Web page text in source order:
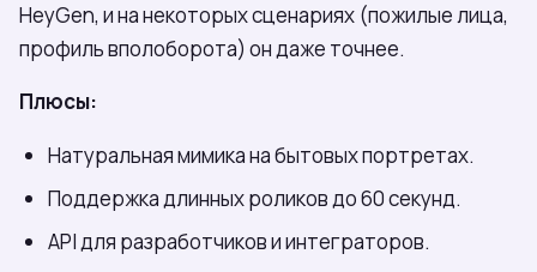
HeyGen, и на некоторых сценариях (пожилые лица,
профиль вполоборота) он даже точнее.
Плюсы:
Натуральная мимика на бытовых портретах.
Поддержка длинных роликов до 60 секунд.
API для разработчиков и интеграторов.